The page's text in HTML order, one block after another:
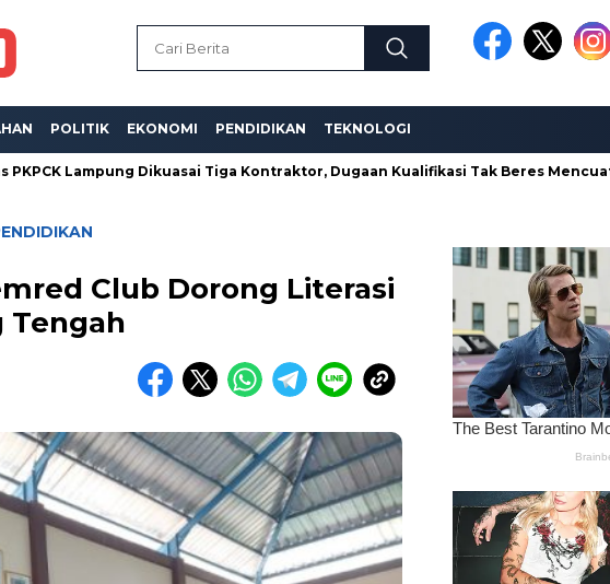
POLITIK EKONOMI PENDIDIKAN TEKNOLOGI
Lampung Dikuasai Tiga Kontraktor, Dugaan Kualifikasi Tak Beres Mencuat
Club Dorong Literasi
Tengah